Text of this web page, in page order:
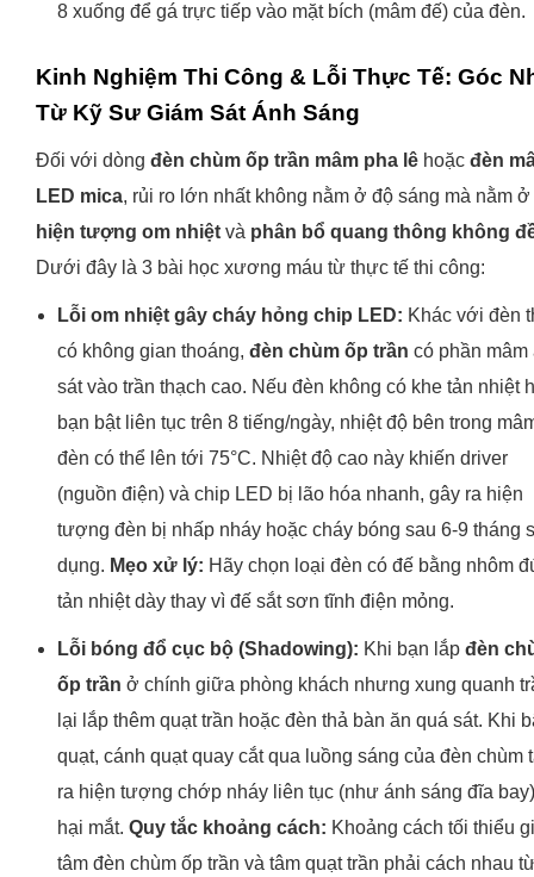
8 xuống để gá trực tiếp vào mặt bích (mâm đế) của đèn.
Kinh Nghiệm Thi Công & Lỗi Thực Tế: Góc
Từ Kỹ Sư Giám Sát Ánh Sáng
Đối với dòng đèn chùm ốp trần mâm pha lê hoặc đèn
LED mica, rủi ro lớn nhất không nằm ở độ sáng mà nằm ở
hiện tượng om nhiệt và phân bổ quang thông không
Dưới đây là 3 bài học xương máu từ thực tế thi công:
Lỗi om nhiệt gây cháy hỏng chip LED: Khác với đèn
có không gian thoáng, đèn chùm ốp trần có phần mâm
sát vào trần thạch cao. Nếu đèn không có khe tản nhiệt
bạn bật liên tục trên 8 tiếng/ngày, nhiệt độ bên trong
đèn có thể lên tới 75°C. Nhiệt độ cao này khiến driver
(nguồn điện) và chip LED bị lão hóa nhanh, gây ra hiện
tượng đèn bị nhấp nháy hoặc cháy bóng sau 6-9 tháng
dụng. Mẹo xử lý: Hãy chọn loại đèn có đế bằng nhôm
tản nhiệt dày thay vì đế sắt sơn tĩnh điện mỏng.
Lỗi bóng đổ cục bộ (Shadowing): Khi bạn lắp đèn
ốp trần ở chính giữa phòng khách nhưng xung quanh
lại lắp thêm quạt trần hoặc đèn thả bàn ăn quá sát. Khi
quạt, cánh quạt quay cắt qua luồng sáng của đèn chùm
ra hiện tượng chớp nháy liên tục (như ánh sáng đĩa
hại mắt. Quy tắc khoảng cách: Khoảng cách tối thiểu
tâm đèn chùm ốp trần và tâm quạt trần phải cách nhau